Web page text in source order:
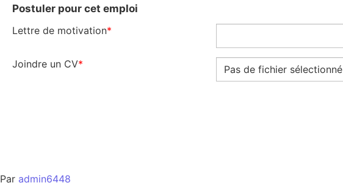
Postuler pour cet emploi
Lettre de motivation*
Joindre un CV* Pas de fichier sélectionné
Par admin6448